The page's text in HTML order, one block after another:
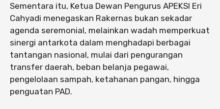
Sementara itu, Ketua Dewan Pengurus APEKSI Eri
Cahyadi menegaskan Rakernas bukan sekadar
agenda seremonial, melainkan wadah memperkuat
sinergi antarkota dalam menghadapi berbagai
tantangan nasional, mulai dari pengurangan
transfer daerah, beban belanja pegawai,
pengelolaan sampah, ketahanan pangan, hingga
penguatan PAD.